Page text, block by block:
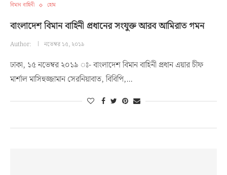
বিমান বাহিনী হোম
বাংলাদেশ বিমান বাহিনী প্রধানের সংযুক্ত আরব আমিরাত গমন
Author: নভেম্বর ১৫, ২০১৯
ঢাকা, ১৫ নভেম্বর ২০১৯ ঃ- বাংলাদেশ বিমান বাহিনী প্রধান এয়ার চীফ
মার্শাল মাসিহুজ্জামান সেরনিয়াবাত, বিবিপি,…